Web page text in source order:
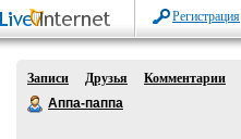
Регистрация
Записи Друзья
Комментарии
Аппа-паппа